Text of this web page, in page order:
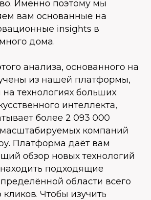
Именно поэтому мы
вам основанные на
insights в
дома.
анализа, основанного на
из нашей платформы,
технологиях больших
интеллекта,
более 2 093 000
компаний
Платформа даёт вам
обзор новых технологий
подходящие
области всего
кликов. Чтобы изучить